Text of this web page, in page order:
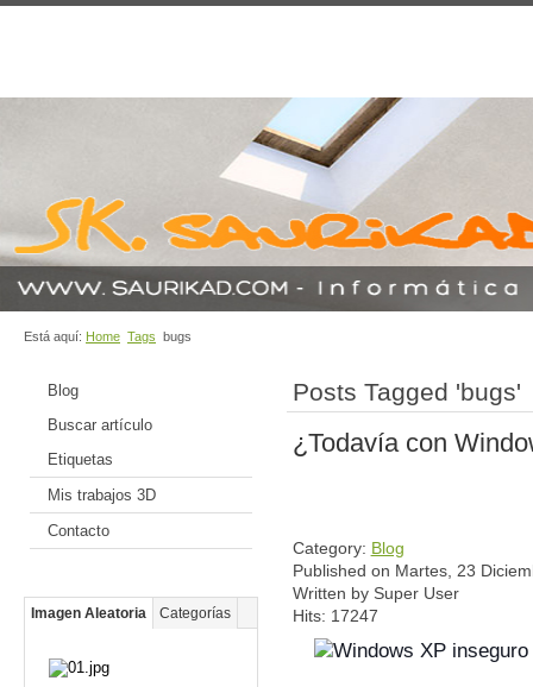
Está aquí: Home Tags bugs
Blog
Buscar artículo
Etiquetas
Mis trabajos 3D
Contacto
Imagen Aleatoria Categorías
Posts Tagged 'bugs'
¿Todavía con
Category: Blog
Published on Martes, 23
Written by Super User
Hits: 17247